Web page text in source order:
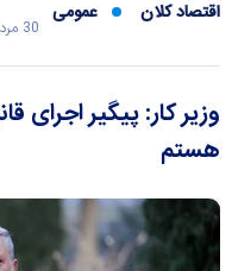
اقتصاد کلان عمومی
30 مرداد 1402 - 08:35
وزیر کار: پیگیر اجرای
هستم